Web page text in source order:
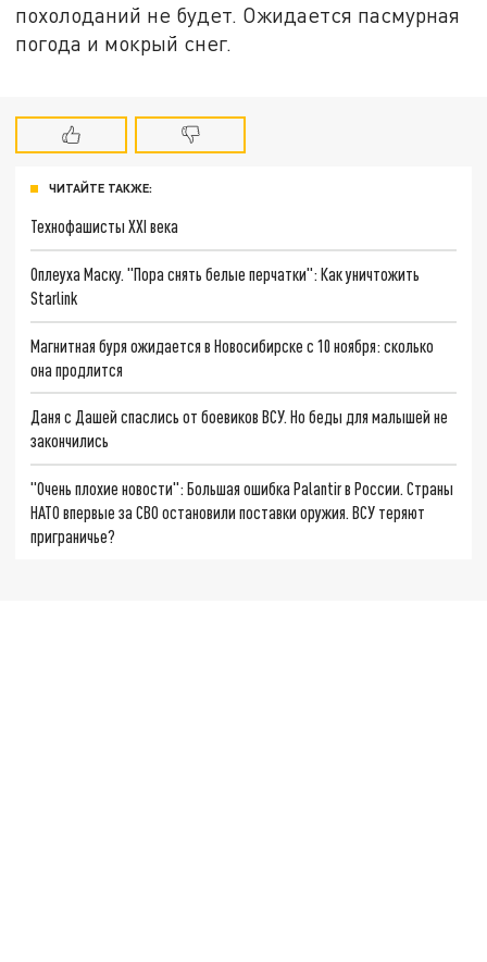
похолоданий не будет. Ожидается пасмурная
погода и мокрый снег.
ЧИТАЙТЕ ТАКЖЕ:
Технофашисты XXI века
Оплеуха Маску. "Пора снять белые перчатки": Как уничтожить
Starlink
Магнитная буря ожидается в Новосибирске с 10 ноября: сколько
она продлится
Даня с Дашей спаслись от боевиков ВСУ. Но беды для малышей не
закончились
"Очень плохие новости": Большая ошибка Palantir в России. Страны
НАТО впервые за СВО остановили поставки оружия. ВСУ теряют
приграничье?